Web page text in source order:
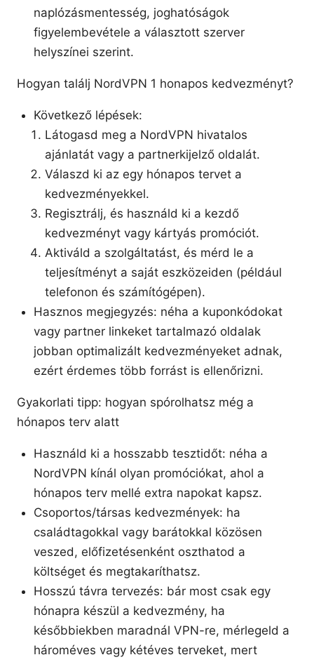
naplózásmentesség, joghatóságok
figyelembevétele a választott szerver
helyszínei szerint.
Hogyan találj NordVPN 1 honapos kedvezményt?
Következő lépések:
Látogasd meg a NordVPN hivatalos
ajánlatát vagy a partnerkijelző oldalát.
Válaszd ki az egy hónapos tervet a
kedvezményekkel.
Regisztrálj, és használd ki a kezdő
kedvezményt vagy kártyás promóciót.
Aktiváld a szolgáltatást, és mérd le a
teljesítményt a saját eszközeiden (például
telefonon és számítógépen).
Hasznos megjegyzés: néha a kuponkódokat
vagy partner linkeket tartalmazó oldalak
jobban optimalizált kedvezményeket adnak,
ezért érdemes több forrást is ellenőrizni.
Gyakorlati tipp: hogyan spórolhatsz még a
hónapos terv alatt
Használd ki a hosszabb tesztidőt: néha a
NordVPN kínál olyan promóciókat, ahol a
hónapos terv mellé extra napokat kapsz.
Csoportos/társas kedvezmények: ha
családtagokkal vagy barátokkal közösen
veszed, előfizetésenként oszthatod a
költséget és megtakaríthatsz.
Hosszú távra tervezés: bár most csak egy
hónapra készül a kedvezmény, ha
későbbiekben maradnál VPN-re, mérlegeld a
hároméves vagy kétéves terveket, mert